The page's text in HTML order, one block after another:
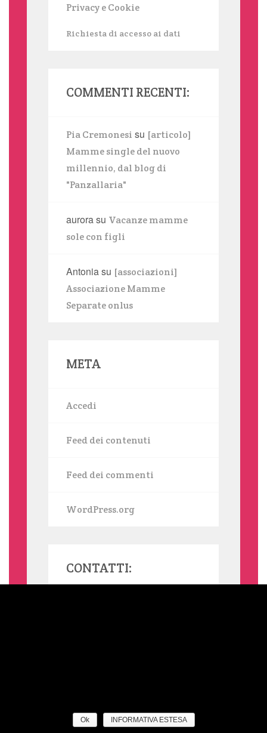
Privacy e Cookie
Richiesta di accesso ai dati
COMMENTI RECENTI:
Pia Cremonesi su [articolo]
Mamme single del nuovo
millennio, dal blog di
"Panzallaria"
aurorasu Vacanze mamme
sole con figli
Antoniasu [associazioni]
Associazione Mamme
Separate onlus
META
Accedi
Feed dei contenuti
Feed dei commenti
WordPress.org
CONTATTI:
Ok INFORMATIVA ESTESA